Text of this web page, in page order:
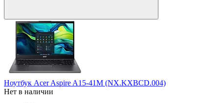
Ноутбук Acer Aspire A15-41M (NX.KXBCD.004)
Нет в наличии